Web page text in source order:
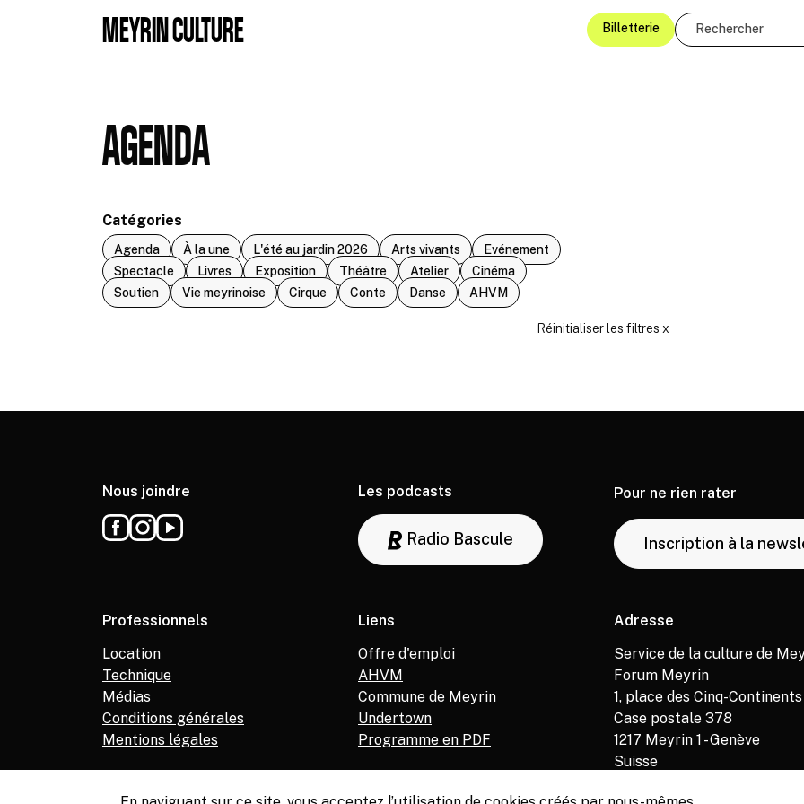
MEYRIN CULTURE Billetterie
AGENDA
Catégories
Agenda À la une L'été au jardin 2026 Arts vivants
Evénement
Spectacle
Livres Exposition Théâtre Atelier
Cinéma
Soutien
Vie meyrinoise Cirque Conte Danse AHVM
Nous joindre Les podcasts
Radio Bascule
Pour ne rien rater
Inscription à la
Professionnels
Location
Technique
Médias
Conditions générales
Mentions légales
Liens
Offre d'emploi
AHVM
Commune de Meyrin
Undertown
Programme en PDF
Adresse
Service de la culture de
Forum Meyrin
1, place des Cinq-Continents
Case postale 378
1217 Meyrin 1 - Genève
Suisse